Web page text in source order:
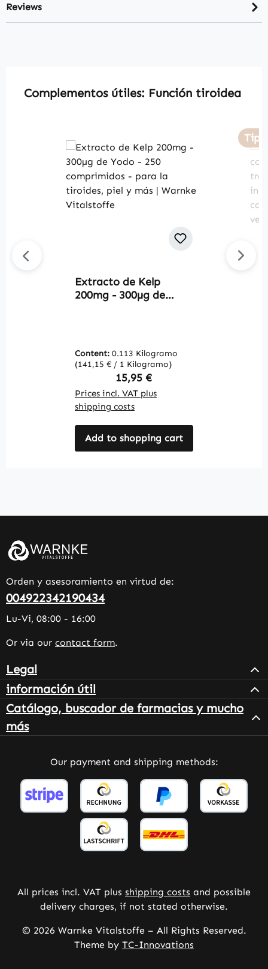
Reviews
Skip product gallery
Complementos útiles: Función tiroidea
Extracto de Kelp
200mg - 300µg de
Warnke Vitalstoffe
Content: 0.113 Kilogramo
(141,15 € / 1 Kilogramo)
Regular price:
15,95 €
Prices incl. VAT plus
shipping costs
Add to shopping cart
Tip
Orden y asesoramiento en virtud de:
004922342190434
Lu-Vi, 08:00 - 16:00
Or via our contact form.
Legal
información útil
Catálogo, buscador de farmacias y mucho
más
Our payment and shipping methods:
All prices incl. VAT plus shipping costs and possible
delivery charges, if not stated otherwise.
© 2026 Warnke Vitalstoffe – All Rights Reserved.
Theme by TC-Innovations